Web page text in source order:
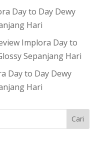
Day to Day Dewy
Hari
Implora Day to
Sepanjang Hari
Day to Day Dewy
Hari